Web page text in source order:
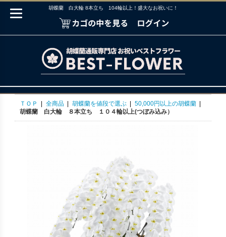
胡蝶蘭 白大輪 8本立ち 104輪以上！盛大なお祝いに！
ＴＯＰ 全商品 胡蝶蘭を値段で選ぶ 50,000円以上の胡蝶蘭
胡蝶蘭 白大輪 ８本立ち １０４輪以上(つぼみ込み）